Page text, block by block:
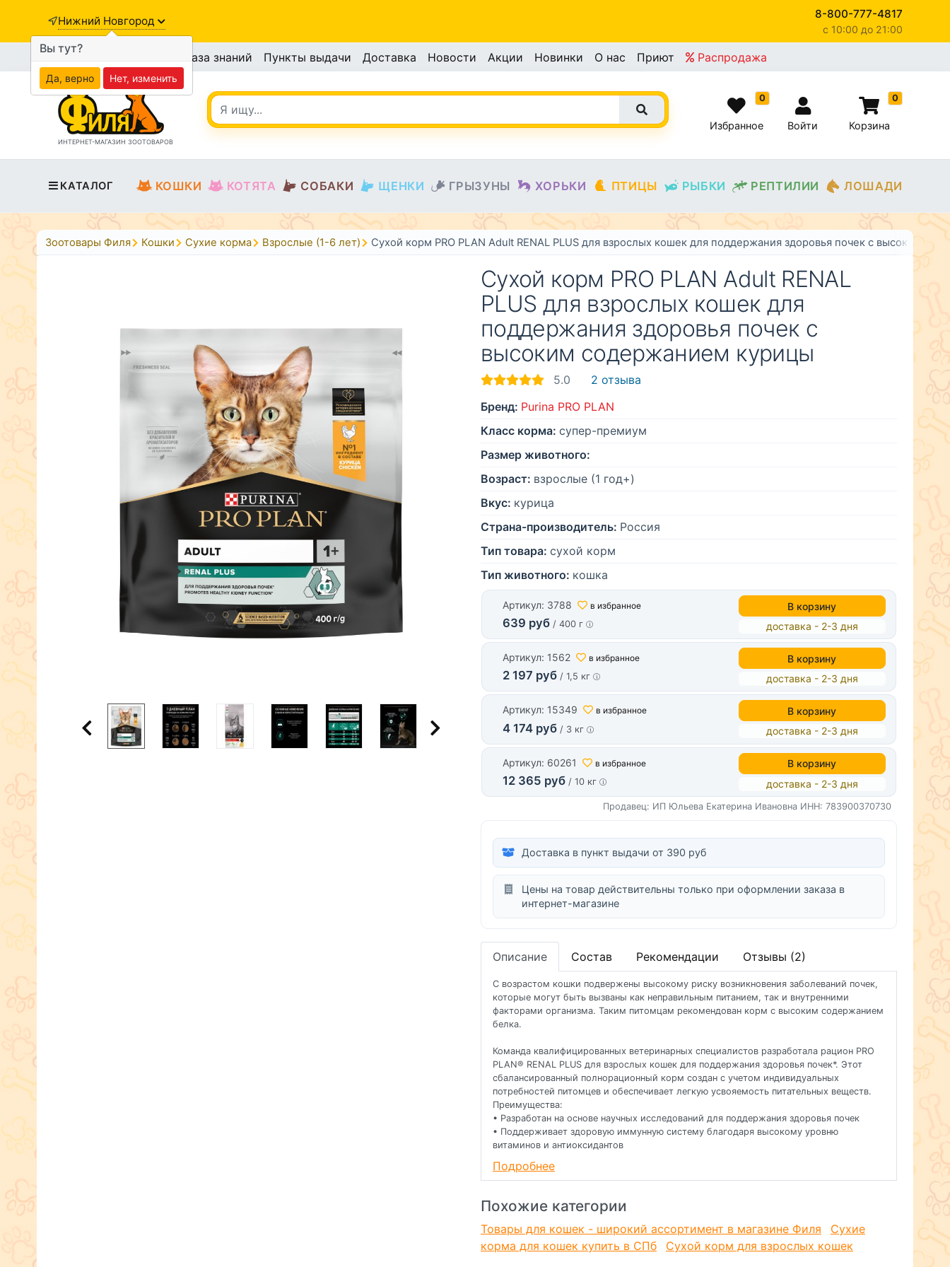
Нижний Новгород
8-800-777-4817
c 10:00 до 21:00
База знаний Пункты выдачи Доставка Новости Акции Новинки О нас Приют Распродажа
ИНТЕРНЕТ-МАГАЗИН ЗООТОВАРОВ
0
Избранное Войти
0
Корзина
КАТАЛОГ КОШКИ КОТЯТА СОБАКИ ЩЕНКИ ГРЫЗУНЫ ХОРЬКИ ПТИЦЫ РЫБКИ РЕПТИЛИИ ЛОШАДИ
Зоотовары Филя Кошки Сухие корма Взрослые (1-6 лет) Сухой корм PRO PLAN Adult RENAL PLUS для взрослых кошек для поддержания здоровья почек с высоким
Сухой корм PRO PLAN Adult RENAL
PLUS для взрослых кошек для
поддержания здоровья почек с
высоким содержанием курицы
5.0
2 отзыва
Бренд: Purina PRO PLAN
Класс корма: супер-премиум
Размер животного:
Возраст: взрослые (1 год+)
Вкус: курица
Страна-производитель: Россия
Тип товара: сухой корм
Тип животного: кошка
Артикул: 3788 в избранное
639 руб / 400 г
В корзину
доставка - 2-3 дня
Артикул: 1562 в избранное
2 197 руб / 1,5 кг
В корзину
доставка - 2-3 дня
Артикул: 15349 в избранное
4 174 руб / 3 кг
В корзину
доставка - 2-3 дня
Артикул: 60261 в избранное
12 365 руб / 10 кг
В корзину
доставка - 2-3 дня
Продавец: ИП Юльева Екатерина Ивановна ИНН: 783900370730
Доставка в пункт выдачи от 390 руб
Цены на товар действительны только при оформлении заказа в
интернет-магазине
Описание Состав Рекомендации Отзывы (2)
С возрастом кошки подвержены высокому риску возникновения заболеваний почек,
которые могут быть вызваны как неправильным питанием, так и внутренними
факторами организма. Таким питомцам рекомендован корм с высоким содержанием
белка.
Команда квалифицированных ветеринарных специалистов разработала рацион PRO
PLAN® RENAL PLUS для взрослых кошек для поддержания здоровья почек*. Этот
сбалансированный полнорационный корм создан с учетом индивидуальных
потребностей питомцев и обеспечивает легкую усвояемость питательных веществ.
Преимущества:
• Разработан на основе научных исследований для поддержания здоровья почек
• Поддерживает здоровую иммунную систему благодаря высокому уровню
витаминов и антиоксидантов
поддержания здоровых суставов и отличной подвижности
полюбившийся PRO PLAN® Original OptiRenal с новым названием, но с прежним
составом и качеством.
Рационы PRO PLAN® разработаны на основе современных научных достижений.
Подробнее
Похожие категории
Товары для кошек - широкий ассортимент в магазине Филя
Сухие
корма для кошек купить в СПб
Сухой корм для взрослых кошек
Вы тут?
Да, верно Нет, изменить